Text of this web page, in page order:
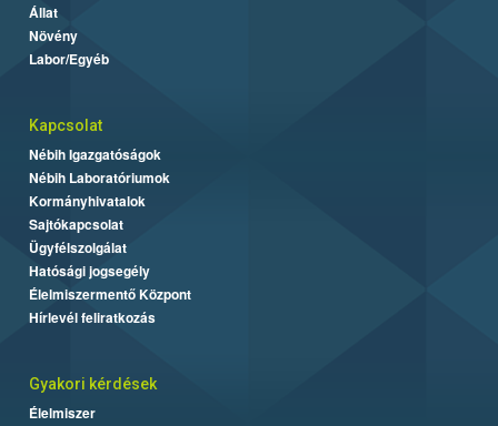
Állat
Növény
Labor/Egyéb
Kapcsolat
Nébih Igazgatóságok
Nébih Laboratóriumok
Kormányhivatalok
Sajtókapcsolat
Ügyfélszolgálat
Hatósági jogsegély
Élelmiszermentő Központ
Hírlevél feliratkozás
Gyakori kérdések
Élelmiszer